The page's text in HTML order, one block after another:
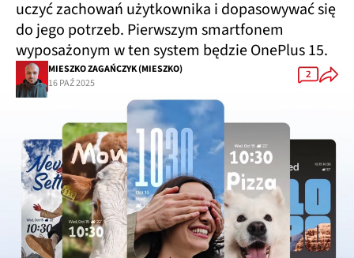
uczyć zachowań użytkownika i dopasowywać się
do jego potrzeb. Pierwszym smartfonem
wyposażonym w ten system będzie OnePlus 15.
MIESZKO ZAGAŃCZYK (MIESZKO)
16 PAŹ 2025
2